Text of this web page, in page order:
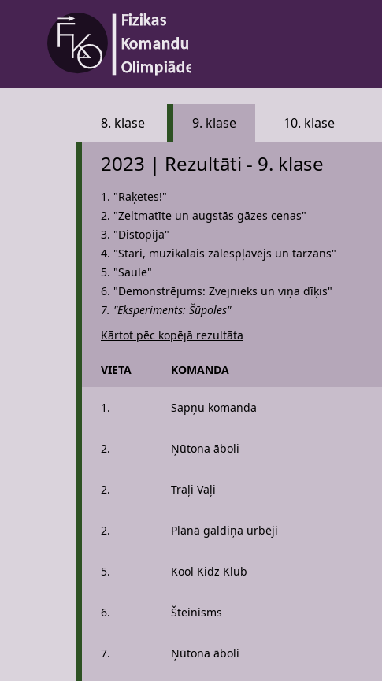
8. klase 9. klase 10. klase
2023 | Rezultāti - 9. klase
1. "Raķetes!"
2. "Zeltmatīte un augstās gāzes cenas"
3. "Distopija"
4. "Stari, muzikālais zālespļāvējs un tarzāns"
5. "Saule"
6. "Demonstrējums: Zvejnieks un viņa dīķis"
7. "Eksperiments: Šūpoles"
Kārtot pēc kopējā rezultāta
VIETA KOMANDA
1. Sapņu komanda
2. Ņūtona āboli
2. Traļi Vaļi
2. Plānā galdiņa urbēji
5. Kool Kidz Klub
6. Šteinisms
7. Ņūtona āboli